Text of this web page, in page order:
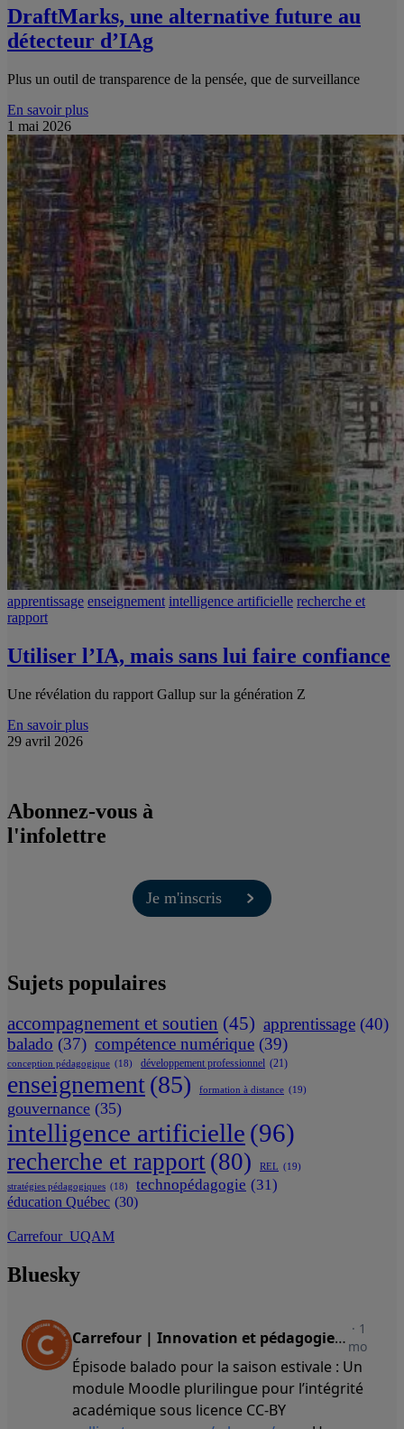
DraftMarks, une alternative future au
détecteur d’IAg
Plus un outil de transparence de la pensée, que de surveillance
En savoir plus
1 mai 2026
apprentissage enseignement intelligence artificielle recherche et
rapport
Utiliser l’IA, mais sans lui faire confiance
Une révélation du rapport Gallup sur la génération Z
En savoir plus
29 avril 2026
Abonnez-vous à
l'infolettre
Je m'inscris
Sujets populaires
accompagnement et soutien (45) apprentissage (40)
balado (37) compétence numérique (39)
conception pédagogique (18) développement professionnel (21)
enseignement(85) formation à distance (19)
gouvernance (35)
intelligence artificielle (96)
recherche et rapport (80) REL (19)
stratégies pédagogiques (18) technopédagogie (31)
éducation Québec (30)
Carrefour_UQAM
Bluesky